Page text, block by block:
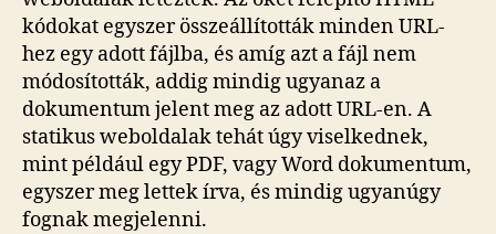
kódokat egyszer összeállították minden URL-
hez egy adott fájlba, és amíg azt a fájl nem
módosították, addig mindig ugyanaz a
dokumentum jelent meg az adott URL-en. A
statikus weboldalak tehát úgy viselkednek,
mint például egy PDF, vagy Word dokumentum,
egyszer meg lettek írva, és mindig ugyanúgy
fognak megjelenni.